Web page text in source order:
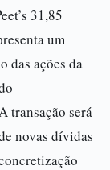
31,85
um
das ações da
transação será
novas dívidas